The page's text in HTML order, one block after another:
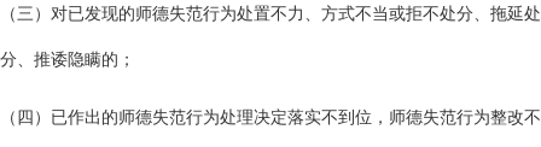
（三）对已发现的师德失范行为处置不力、方式不当或拒不处分、拖延处
分、推诿隐瞒的；
（四）已作出的师德失范行为处理决定落实不到位，师德失范行为整改不